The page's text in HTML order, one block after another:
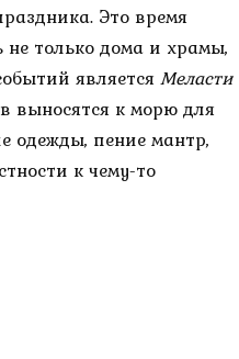
Это время
только дома и храмы,
являетсяМеласти
выносятся к морю для
одежды, пение мантр,
к чему-то